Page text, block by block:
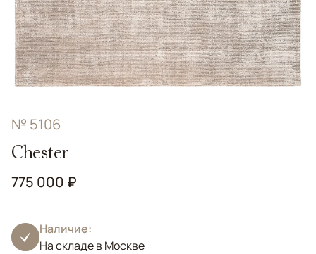
№ 5106
Chester
775 000 ₽
Наличие:
На складе в Москве